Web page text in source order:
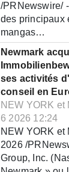
/PRNewswire/
des principaux
mangas…
Newmark
ses activités
conseil en
NEW YORK et
6 2026 12:24
NEW YORK et
2026 /
Group, Inc.